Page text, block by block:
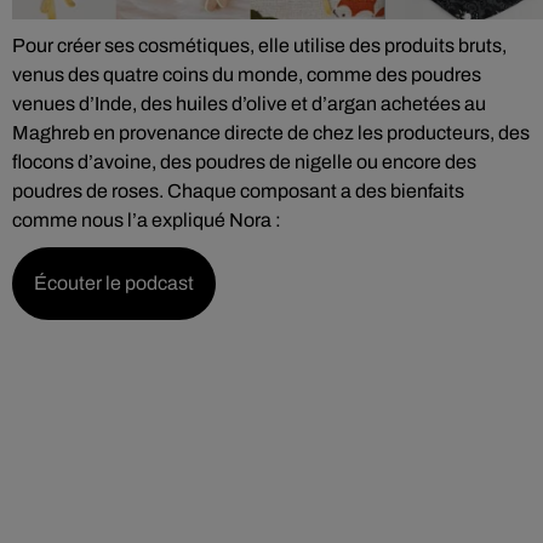
Pour créer ses cosmétiques, elle utilise des produits bruts,
venus des quatre coins du monde, comme des poudres
venues d’Inde, des huiles d’olive et d’argan achetées au
Maghreb en provenance directe de chez les producteurs, des
flocons d’avoine, des poudres de nigelle ou encore des
poudres de roses. Chaque composant a des bienfaits
comme nous l’a expliqué Nora :
Écouter le podcast